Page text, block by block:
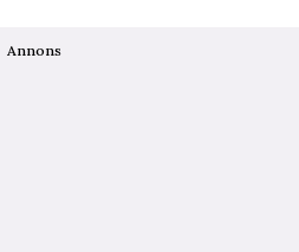
Annons